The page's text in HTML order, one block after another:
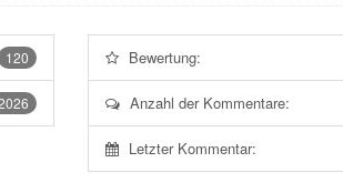
120 Bewertung:
Anzahl der Kommentare:
Letzter Kommentar: